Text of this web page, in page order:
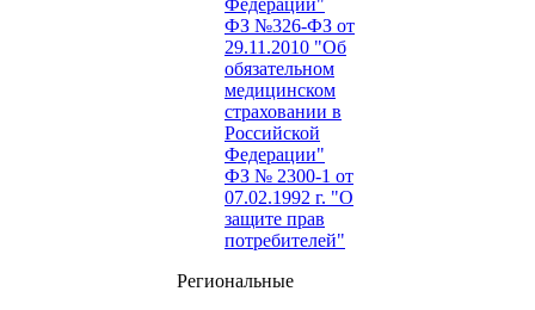
Федерации"
ФЗ №326-ФЗ от
29.11.2010 "Об
обязательном
медицинском
страховании в
Российской
Федерации"
ФЗ № 2300-1 от
07.02.1992 г. "О
защите прав
потребителей"
Региональные